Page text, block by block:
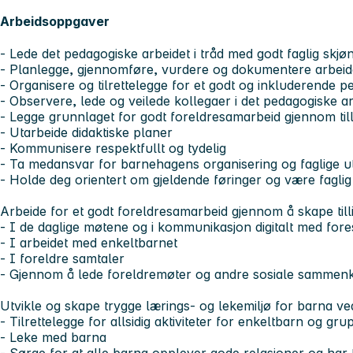
Arbeidsoppgaver
- Lede det pedagogiske arbeidet i tråd med godt faglig
- Planlegge, gjennomføre, vurdere og dokumentere
- Organisere og tilrettelegge for et godt og inkluderende
- Observere, lede og veilede kollegaer i det pedagogiske
- Legge grunnlaget for godt foreldresamarbeid gjennom
- Utarbeide didaktiske planer
- Kommunisere respektfullt og tydelig
- Ta medansvar for barnehagens organisering og faglige
- Holde deg orientert om gjeldende føringer og være
Arbeide for et godt foreldresamarbeid gjennom å skape
- I de daglige møtene og i kommunikasjon digitalt med
- I arbeidet med enkeltbarnet
- I foreldre samtaler
- Gjennom å lede foreldremøter og andre sosiale
Utvikle og skape trygge lærings- og lekemiljø for barna
- Tilrettelegge for allsidig aktiviteter for enkeltbarn og
- Leke med barna